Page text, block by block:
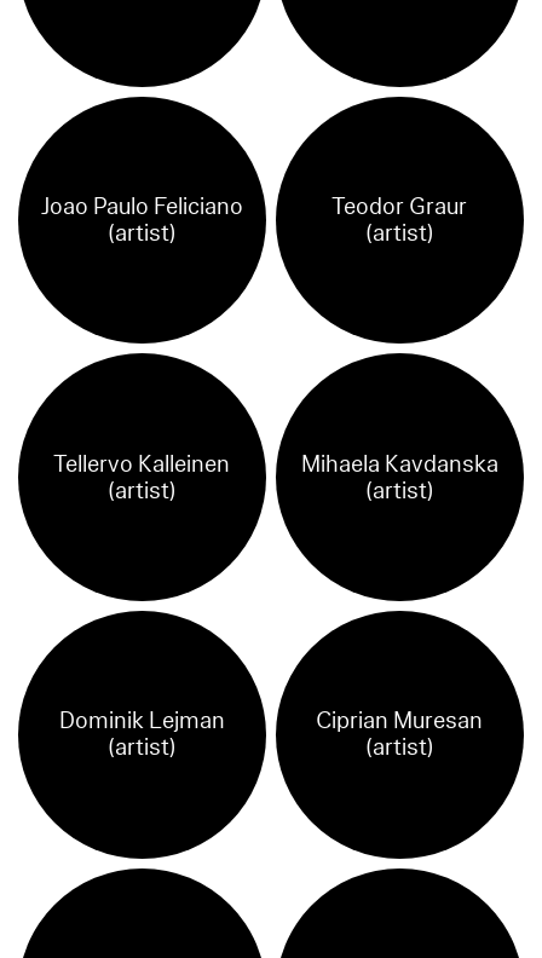
Joao Paulo Feliciano
(artist)
Teodor Graur
(artist)
Tellervo Kalleinen
(artist)
Mihaela Kavdanska
(artist)
Dominik Lejman
(artist)
Ciprian Muresan
(artist)